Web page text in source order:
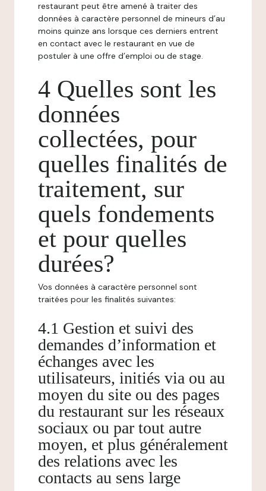
restaurant peut être amené à traiter des
données à caractère personnel de mineurs d’au
moins quinze ans lorsque ces derniers entrent
en contact avec le restaurant en vue de
postuler à une offre d’emploi ou de stage.
4 Quelles sont les
données
collectées, pour
quelles finalités de
traitement, sur
quels fondements
et pour quelles
durées?
Vos données à caractère personnel sont
traitées pour les finalités suivantes:
4.1 Gestion et suivi des
demandes d’information et
échanges avec les
utilisateurs, initiés via ou au
moyen du site ou des pages
du restaurant sur les réseaux
sociaux ou par tout autre
moyen, et plus généralement
des relations avec les
contacts au sens large